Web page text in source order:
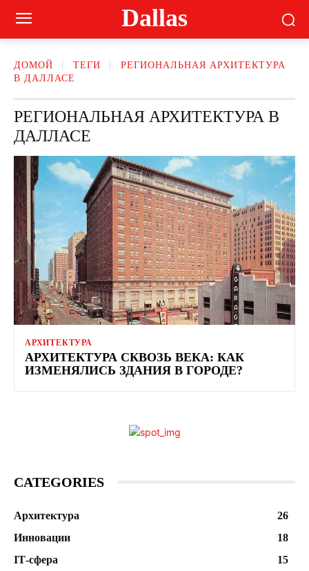
Dallas
ДОМОЙ ТЕГИ
РЕГИОНАЛЬНАЯ АРХИТЕКТУРА
В ДАЛЛАСЕ
РЕГИОНАЛЬНАЯ АРХИТЕКТУРА В
ДАЛЛАСЕ
АРХИТЕКТУРА
АРХИТЕКТУРА СКВОЗЬ ВЕКА: КАК
ИЗМЕНЯЛИСЬ ЗДАНИЯ В ГОРОДЕ?
CATEGORIES
Архитектура
26
Инновации
18
ІТ-сфера
15